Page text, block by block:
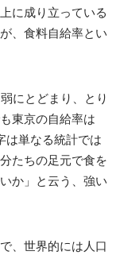
に成り立っている
、食料自給率とい
にとどまり、とり
東京の自給率は
は単なる統計では
たちの足元で食を
か」と云う、強い
、世界的には人口